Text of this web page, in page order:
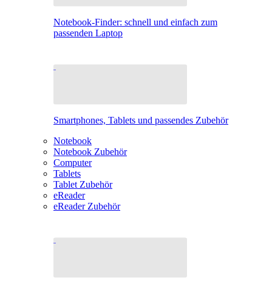
Notebook-Finder: schnell und einfach zum
passenden Laptop
Smartphones, Tablets und passendes Zubehör
Notebook
Notebook Zubehör
Computer
Tablets
Tablet Zubehör
eReader
eReader Zubehör